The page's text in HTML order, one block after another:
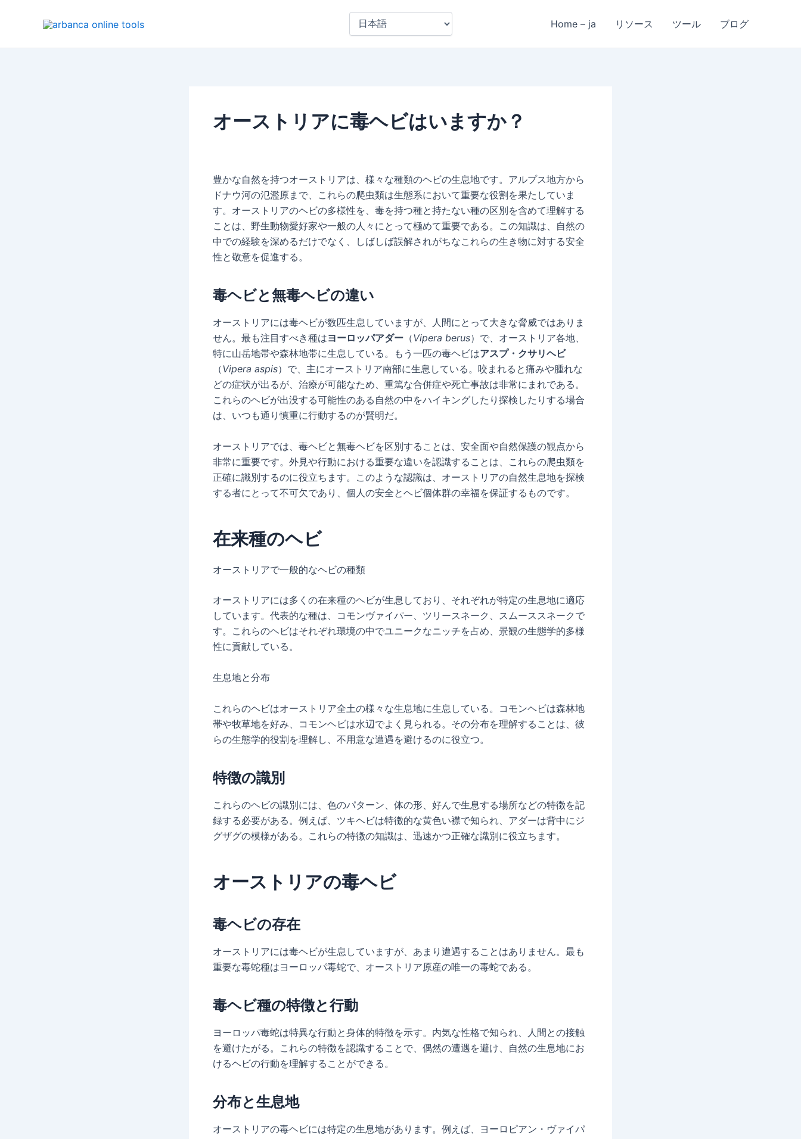
言
Home – ja リソース ツール ブログ
オーストリアに毒ヘビはいますか？
豊かな自然を持つオーストリアは、様々な種類のヘビの生息地です。アルプス地方から
ドナウ河の氾濫原まで、これらの爬虫類は生態系において重要な役割を果たしていま
す。オーストリアのヘビの多様性を、毒を持つ種と持たない種の区別を含めて理解する
ことは、野生動物愛好家や一般の人々にとって極めて重要である。この知識は、自然の
中での経験を深めるだけでなく、しばしば誤解されがちなこれらの生き物に対する安全
性と敬意を促進する。
毒ヘビと無毒ヘビの違い
オーストリアには毒ヘビが数匹生息していますが、人間にとって大きな脅威ではありま
せん。最も注目すべき種はヨーロッパアダー （Vipera berus）で、オーストリア各地、
特に山岳地帯や森林地帯に生息している。もう一匹の毒ヘビはアスプ・クサリヘビ
（Vipera aspis）で、主にオーストリア南部に生息している。咬まれると痛みや腫れな
どの症状が出るが、治療が可能なため、重篤な合併症や死亡事故は非常にまれである。
これらのヘビが出没する可能性のある自然の中をハイキングしたり探検したりする場合
は、いつも通り慎重に行動するのが賢明だ。
オーストリアでは、毒ヘビと無毒ヘビを区別することは、安全面や自然保護の観点から
非常に重要です。外見や行動における重要な違いを認識することは、これらの爬虫類を
正確に識別するのに役立ちます。このような認識は、オーストリアの自然生息地を探検
する者にとって不可欠であり、個人の安全とヘビ個体群の幸福を保証するものです。
在来種のヘビ
オーストリアで一般的なヘビの種類
オーストリアには多くの在来種のヘビが生息しており、それぞれが特定の生息地に適応
しています。代表的な種は、コモンヴァイパー、ツリースネーク、スムーススネークで
す。これらのヘビはそれぞれ環境の中でユニークなニッチを占め、景観の生態学的多様
性に貢献している。
生息地と分布
これらのヘビはオーストリア全土の様々な生息地に生息している。コモンヘビは森林地
帯や牧草地を好み、コモンヘビは水辺でよく見られる。その分布を理解することは、彼
らの生態学的役割を理解し、不用意な遭遇を避けるのに役立つ。
特徴の識別
これらのヘビの識別には、色のパターン、体の形、好んで生息する場所などの特徴を記
録する必要がある。例えば、ツキヘビは特徴的な黄色い襟で知られ、アダーは背中にジ
グザグの模様がある。これらの特徴の知識は、迅速かつ正確な識別に役立ちます。
オーストリアの毒ヘビ
毒ヘビの存在
オーストリアには毒ヘビが生息していますが、あまり遭遇することはありません。最も
重要な毒蛇種はヨーロッパ毒蛇で、オーストリア原産の唯一の毒蛇である。
毒ヘビ種の特徴と行動
ヨーロッパ毒蛇は特異な行動と身体的特徴を示す。内気な性格で知られ、人間との接触
を避けたがる。これらの特徴を認識することで、偶然の遭遇を避け、自然の生息地にお
けるヘビの行動を理解することができる。
分布と生息地
オーストリアの毒ヘビには特定の生息地があります。例えば、ヨーロピアン・ヴァイパ